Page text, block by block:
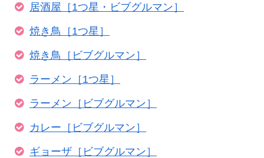
居酒屋［1つ星・ビブグルマン］
焼き鳥［1つ星］
焼き鳥［ビブグルマン］
ラーメン［1つ星］
ラーメン［ビブグルマン］
カレー［ビブグルマン］
ギョーザ［ビブグルマン］